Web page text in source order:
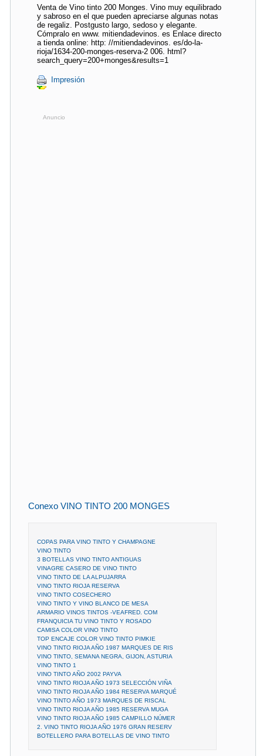
Venta de Vino tinto 200 Monges. Vino muy equilibrado
y sabroso en el que pueden apreciarse algunas notas
de regaliz. Postgusto largo, sedoso y elegante.
Cómpralo en www. mitiendadevinos. es Enlace directo
a tienda online: http: //mitiendadevinos. es/do-la-
rioja/1634-200-monges-reserva-2 006. html?
search_query=200+monges&results=1
Impresión
Anuncio
Conexo VINO TINTO 200 MONGES
COPAS PARA VINO TINTO Y CHAMPAGNE
VINO TINTO
3 BOTELLAS VINO TINTO ANTIGUAS
VINAGRE CASERO DE VINO TINTO
VINO TINTO DE LA ALPUJARRA
VINO TINTO RIOJA RESERVA
VINO TINTO COSECHERO
VINO TINTO Y VINO BLANCO DE MESA
ARMARIO VINOS TINTOS -VEAFRED. COM
FRANQUICIA TU VINO TINTO Y ROSADO
CAMISA COLOR VINO TINTO
TOP ENCAJE COLOR VINO TINTO PIMKIE
VINO TINTO RIOJA AÑO 1987 MARQUES DE RIS
VINO TINTO, SEMANA NEGRA, GIJON, ASTURIA
VINO TINTO 1
VINO TINTO AÑO 2002 PAYVA
VINO TINTO RIOJA AÑO 1973 SELECCIÓN VIÑA
VINO TINTO RIOJA AÑO 1984 RESERVA MARQUÉ
VINO TINTO AÑO 1973 MARQUES DE RISCAL
VINO TINTO RIOJA AÑO 1985 RESERVA MUGA
VINO TINTO RIOJA AÑO 1985 CAMPILLO NÚMER
2. VINO TINTO RIOJA AÑO 1976 GRAN RESERV
BOTELLERO PARA BOTELLAS DE VINO TINTO